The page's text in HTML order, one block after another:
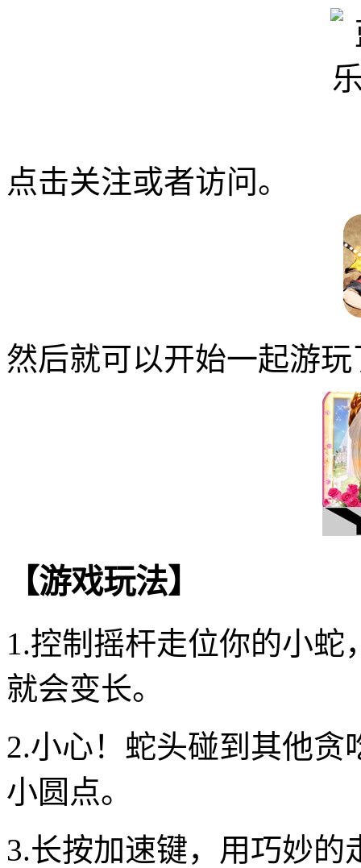
点击关注或者访问。
然后就可以开始一起游玩
【游戏玩法】
1.控制摇杆走位你的小
就会变长。
2.小心！蛇头碰到其他
小圆点。
3.长按加速键，用巧妙